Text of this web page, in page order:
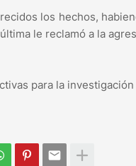
los hechos,
le reclamó a la
para la